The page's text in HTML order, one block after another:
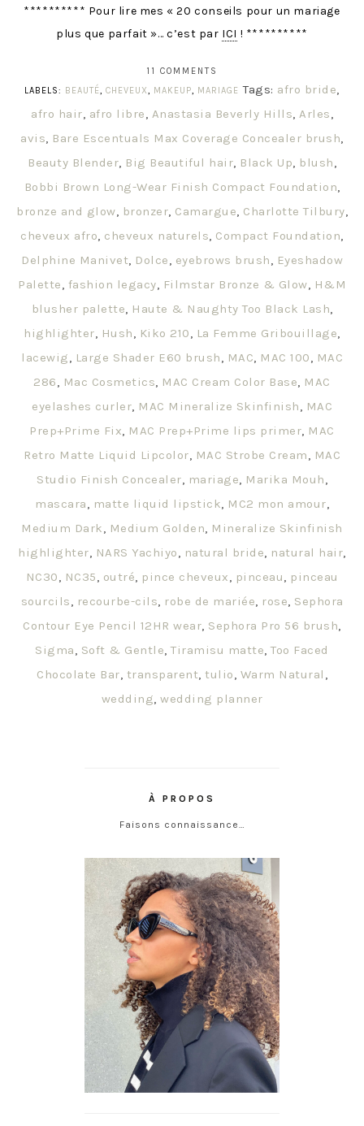
********** Pour lire mes « 20 conseils pour un mariage
plus que parfait »… c’est par ICI ! **********
11 COMMENTS
LABELS: BEAUTÉ,CHEVEUX, MAKEUP, MARIAGE Tags: afro bride,
afro hair, afro libre, Anastasia Beverly Hills, Arles,
avis, Bare Escentuals Max Coverage Concealer brush,
Beauty Blender, Big Beautiful hair, Black Up, blush,
Bobbi Brown Long-Wear Finish Compact Foundation,
bronze and glow, bronzer, Camargue, Charlotte Tilbury,
cheveux afro, cheveux naturels, Compact Foundation,
Delphine Manivet, Dolce, eyebrows brush, Eyeshadow
Palette, fashion legacy, Filmstar Bronze & Glow, H&M
blusher palette, Haute & Naughty Too Black Lash,
highlighter, Hush, Kiko 210, La Femme Gribouillage,
lacewig, Large Shader E60 brush, MAC, MAC 100, MAC
286, Mac Cosmetics, MAC Cream Color Base, MAC
eyelashes curler, MAC Mineralize Skinfinish, MAC
Prep+Prime Fix, MAC Prep+Prime lips primer, MAC
Retro Matte Liquid Lipcolor, MAC Strobe Cream, MAC
Studio Finish Concealer, mariage, Marika Mouh,
mascara, matte liquid lipstick, MC2 mon amour,
Medium Dark, Medium Golden, Mineralize Skinfinish
highlighter, NARS Yachiyo, natural bride, natural hair,
NC30, NC35, outré, pince cheveux, pinceau, pinceau
sourcils, recourbe-cils, robe de mariée, rose, Sephora
Contour Eye Pencil 12HR wear, Sephora Pro 56 brush,
Sigma, Soft & Gentle,Tiramisu matte,Too Faced
Chocolate Bar, transparent, tulio, Warm Natural ,
wedding, wedding planner
À PROPOS
Faisons connaissance…